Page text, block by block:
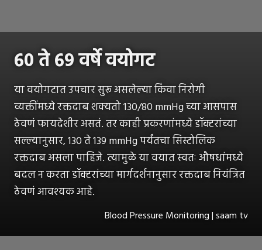
६० ते ६९ वर्षे वयोगट
या वयोगटात उपचार सुरू असलेल्या किंवा निरोगी
व्यक्तींमध्ये रक्तदाब शक्यतो 130/80 mmHg च्या आसपास
ठेवणं फायदेशीर असतं. तर काही प्रकरणांमध्ये डॉक्टरांच्या
सल्ल्यानुसार, 130 ते 139 mmHg पर्यंतचा सिस्टोलिक
रक्तदाब असला पाहिजे. त्यामुळे या वयात स्वतः औषधांमध्ये
बदल न करता डॉक्टरांच्या मार्गदर्शनानुसार रक्तदाब नियंत्रित
ठेवणं आवश्यक आहे.
Blood Pressure Monitoring | saam tv